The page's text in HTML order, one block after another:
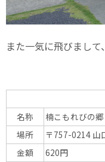
また一気に飛びまして
名称
楠こもれびの郷
場所
〒757-0214 山
金額
620円